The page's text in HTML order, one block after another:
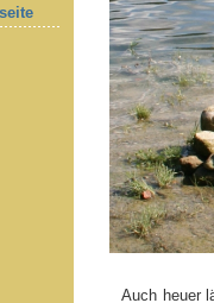
Auch heuer